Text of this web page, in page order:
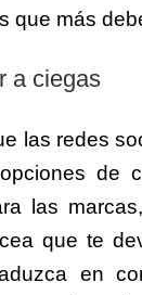
que más
a ciegas
las redes
de
las
que te
en